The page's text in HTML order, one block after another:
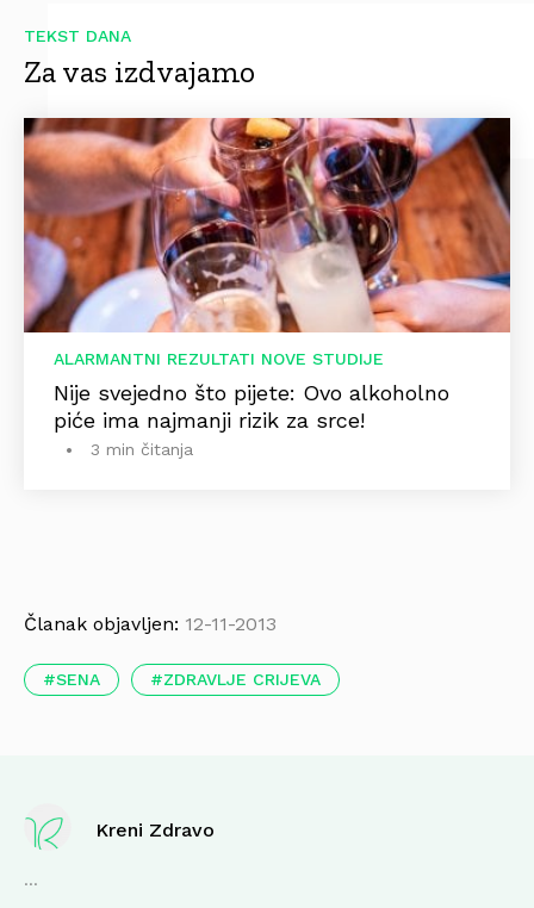
TEKST DANA
Za vas izdvajamo
ALARMANTNI REZULTATI NOVE STUDIJE
Nije svejedno što pijete: Ovo alkoholno
piće ima najmanji rizik za srce!
3 min čitanja
Članak objavljen: 12-11-2013
SENA ZDRAVLJE CRIJEVA
Kreni Zdravo
...